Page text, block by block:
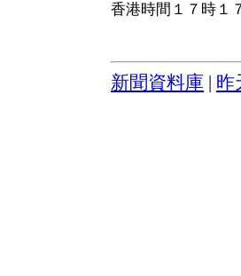
香港時間１７時１
新聞資料庫 昨